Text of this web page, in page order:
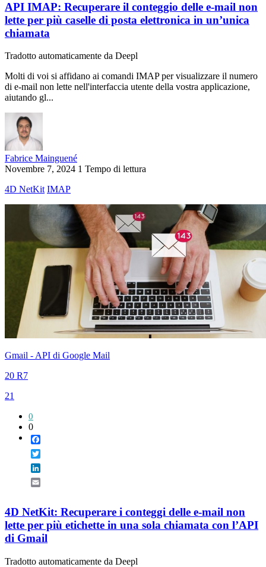
API IMAP: Recuperare il conteggio delle e-mail non
lette per più caselle di posta elettronica in un’unica
chiamata
Tradotto automaticamente da Deepl
Molti di voi si affidano ai comandi IMAP per visualizzare il numero
di e-mail non lette nell'interfaccia utente della vostra applicazione,
aiutando gl...
Fabrice Mainguené
Novembre 7, 2024 1 Tempo di lettura
4D NetKit IMAP
Gmail - API di Google Mail
20 R7
21
0
0
4D NetKit: Recuperare i conteggi delle e-mail non
lette per più etichette in una sola chiamata con l’API
di Gmail
Tradotto automaticamente da Deepl